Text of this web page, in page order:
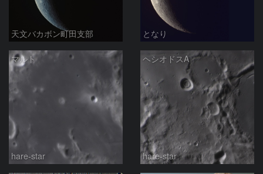
天文バカボン町田支部 となり
マルト
hare-star
ヘシオドスA
hare-star